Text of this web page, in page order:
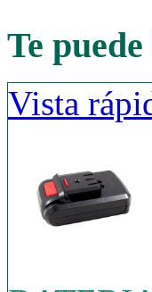
Te
Vista